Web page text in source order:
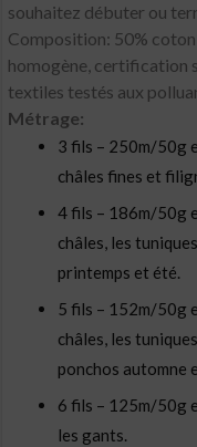
souhaitez débuter ou
Composition: 50%
homogène, certification
textiles testés aux
Métrage:
3 fils – 250m/50g
châles fines et
4 fils – 186m/50g
châles, les
printemps et été.
5 fils – 152m/50g
châles, les
ponchos automne
6 fils – 125m/50g
les gants.